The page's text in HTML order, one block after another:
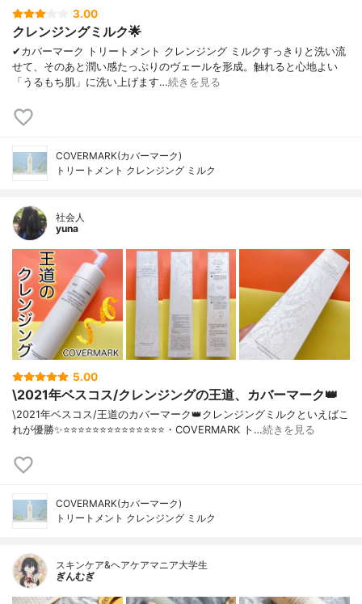
3.00
クレンジングミルク🌟
✔︎カバーマーク トリートメント クレンジング ミルクすっきりと洗い流
せて、そのあと潤い感たっぷりのヴェールを形成。触れると心地よい
「うるもち肌」に洗い上げます…続きを見る
COVERMARK(カバーマーク)
トリートメント クレンジング ミルク
社会人
yuna
5.00
\2021年ベスコス/クレンジングの王道、カバーマーク👑
\2021年ベスコス/王道のカバーマーク👑クレンジングミルクといえばこ
れが優勝✨⭐️⭐️⭐️⭐️⭐️⭐️⭐️⭐️⭐️⭐️⭐️⭐️⭐️⭐️・COVERMARK ト…続きを見る
COVERMARK(カバーマーク)
トリートメント クレンジング ミルク
スキンケア&ヘアケアマニア大学生
ぎんむぎ